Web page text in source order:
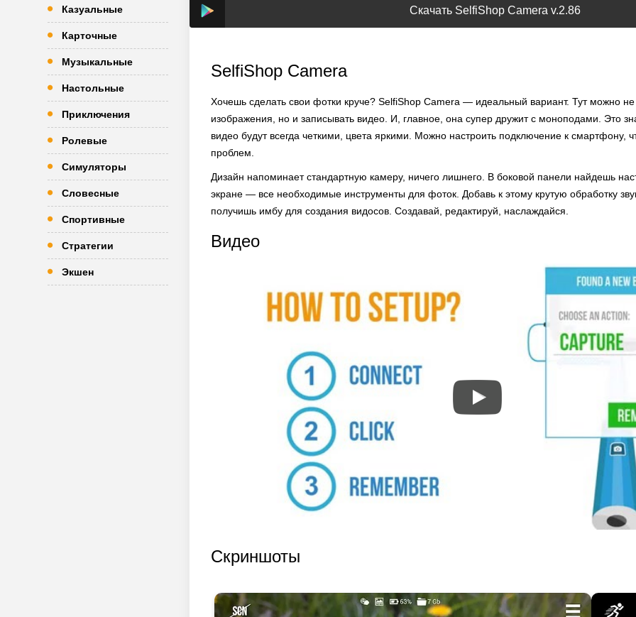
Казуальные
Карточные
Музыкальные
Настольные
Приключения
Ролевые
Симуляторы
Словесные
Спортивные
Стратегии
Экшен
Скачать SelfiShop Camera v.2.86
SelfiShop Camera
Хочешь сделать свои фотки круче? SelfiShop Camera — идеальный вариант. Тут можно не
изображения, но и записывать видео. И, главное, она супер дружит с моноподами. Это
видео будут всегда четкими, цвета яркими. Можно настроить подключение к смартфону,
проблем.
Дизайн напоминает стандартную камеру, ничего лишнего. В боковой панели найдешь
экране — все необходимые инструменты для фоток. Добавь к этому крутую обработку
получишь имбу для создания видосов. Создавай, редактируй, наслаждайся.
Видео
Скриншоты